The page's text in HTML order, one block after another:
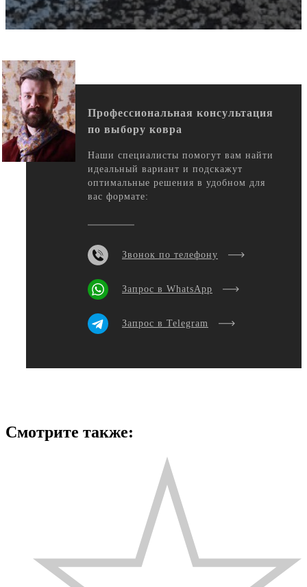
Профессиональная консультация
по выбору ковра
Наши специалисты помогут вам найти
идеальный вариант и подскажут
оптимальные решения в удобном для
вас формате:
Звонок по телефону
Запрос в WhatsApp
Запрос в Telegram
Смотрите также: